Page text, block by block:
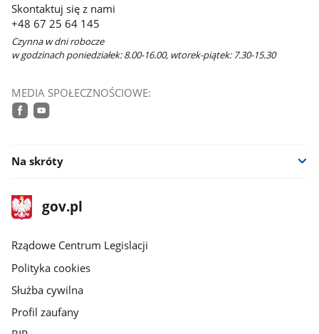
Skontaktuj się z nami
+48 67 25 64 145
Czynna w dni robocze
w godzinach poniedziałek: 8.00-16.00, wtorek-piątek: 7.30-15.30
MEDIA SPOŁECZNOŚCIOWE:
Na skróty
stopka
gov.plStrona
gov.pl
Rządowe Centrum Legislacji
Polityka cookies
Służba cywilna
Profil zaufany